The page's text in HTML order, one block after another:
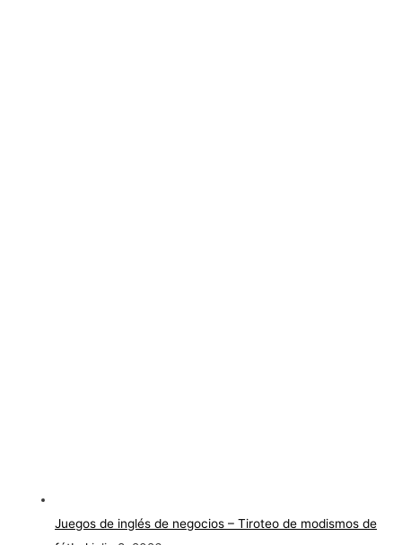
Juegos de inglés de negocios – Tiroteo de modismos de